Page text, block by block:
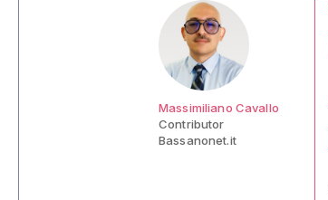
Massimiliano Cavallo
Contributor
Bassanonet.it